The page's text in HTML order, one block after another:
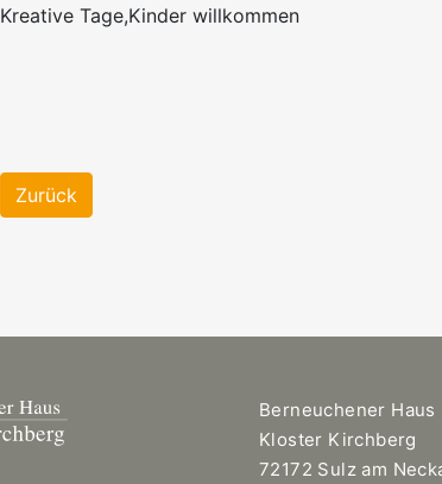
Kreative Tage,Kinder willkommen
Zurück
Berneuchener Haus
Kloster Kirchberg
72172 Sulz am